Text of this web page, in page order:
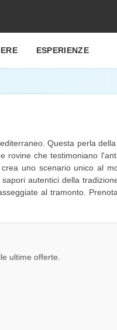
ESPERIENZE
Questa perla
che testimoniano
uno scenario unico al
autentici della
al tramonto.
ultime offerte.